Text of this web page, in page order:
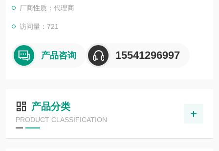
10*10现货 原装正品
厂商性质：代理商
访问量：721
产品咨询 15541296997
产品分类
PRODUCT CLASSIFICATION